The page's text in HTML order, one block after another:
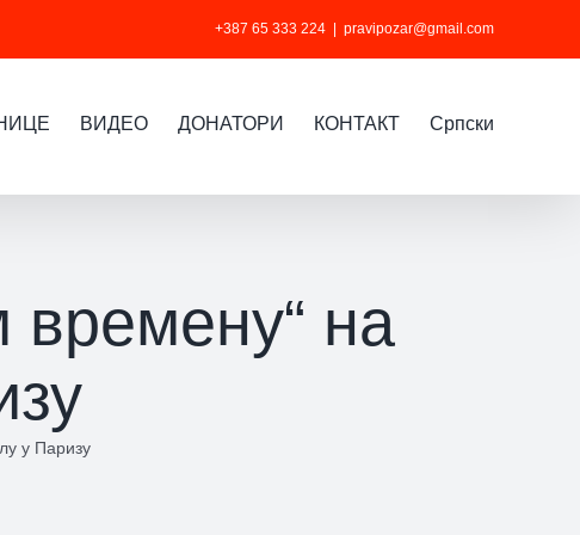
+387 65 333 224 pravipozar@gmail.com
ВИДЕО ДОНАТОРИ КОНТАКТ Cрпски
времену“ на
у Паризу